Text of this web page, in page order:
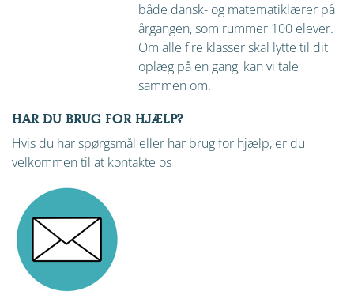
både dansk- og matematiklærer på
årgangen, som rummer 100 elever.
Om alle fire klasser skal lytte til dit
oplæg på en gang, kan vi tale
sammen om.
HAR DU BRUG FOR HJÆLP?
Hvis du har spørgsmål eller har brug for hjælp, er du
velkommen til at kontakte os